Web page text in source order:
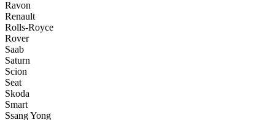
Ravon
Renault
Rolls-Royce
Rover
Saab
Saturn
Scion
Seat
Skoda
Smart
Ssang Yong